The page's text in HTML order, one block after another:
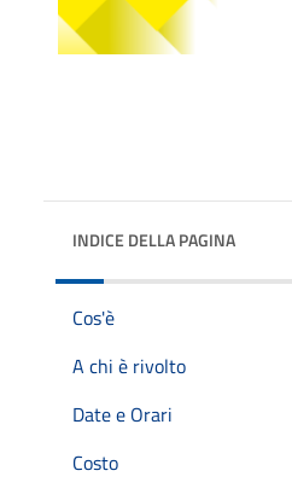
INDICE DELLA PAGINA
Cos'è
A chi è rivolto
Date e Orari
Costo